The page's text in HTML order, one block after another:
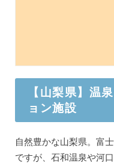
【山梨県】温
ョン施設
自然豊かな山梨県。富
ですが、石和温泉や河